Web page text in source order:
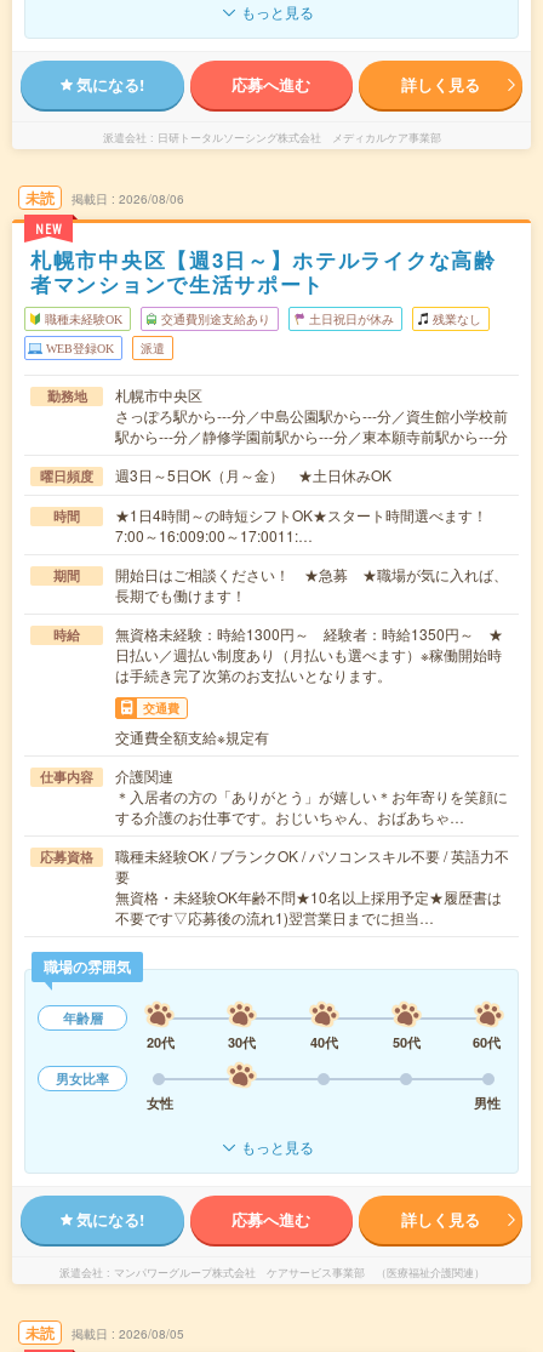
もっと見る
気になる! 応募へ進む 詳しく見る
派遣会社 日研トータルソーシング株式会社 メディカルケア事業部
未読
NEW
掲載日 2026/08/06
札幌市中央区【週3日～】ホテルライクな高齢
者マンションで生活サポート
職種未経験OK 交通費別途支給あり 土日祝日が休み 残業なし
WEB登録OK 派遣
勤務地
札幌市中央区
さっぽろ駅から---分／中島公園駅から---分／資生館小学校前
駅から---分／静修学園前駅から---分／東本願寺前駅から---分
曜日頻度 週3日～5日OK（月～金） ★土日休みOK
時間
★1日4時間～の時短シフトOK★スタート時間選べます！
7:00～16:009:00～17:0011:…
期間
開始日はご相談ください！ ★急募 ★職場が気に入れば、
長期でも働けます！
時給
無資格未経験：時給1300円～ 経験者：時給1350円～ ★
日払い／週払い制度あり（月払いも選べます）※稼働開始時
は手続き完了次第のお支払いとなります。
交通費
交通費全額支給※規定有
仕事内容
介護関連
＊入居者の方の「ありがとう」が嬉しい＊お年寄りを笑顔に
する介護のお仕事です。おじいちゃん、おばあちゃ…
応募資格
職種未経験OK / ブランクOK / パソコンスキル不要 / 英語力不
要
無資格・未経験OK年齢不問★10名以上採用予定★履歴書は
不要です▽応募後の流れ1)翌営業日までに担当…
職場の雰囲気
年齢層
20代
30代 40代 50代
60代
男女比率
女性
男性
もっと見る
気になる! 応募へ進む 詳しく見る
派遣会社 マンパワーグループ株式会社 ケアサービス事業部 （医療福祉介護関連）
未読 掲載日 2026/08/05